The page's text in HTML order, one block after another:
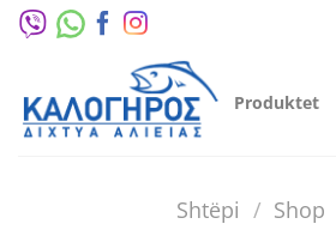
Kalo
Produktet
Shtëpi / Shop